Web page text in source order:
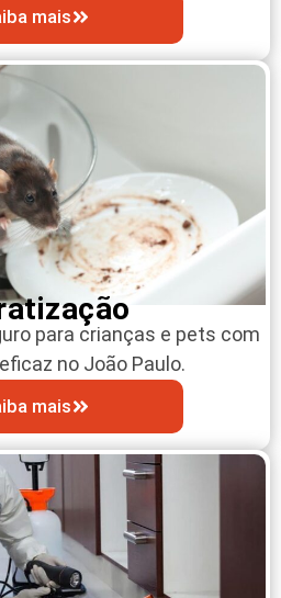
mais
para crianças e pets com
no João Paulo.
mais